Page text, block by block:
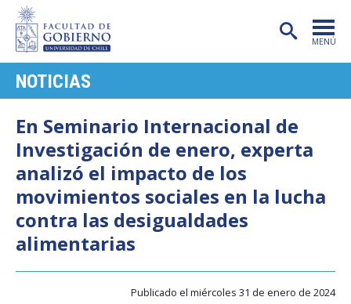
MENÚ
CARRERAS
POSTGRADO
INVESTIGACIÓN
NOTICIAS
En Seminario Internacional de
Investigación de enero, experta
analizó el impacto de los
movimientos sociales en la lucha
contra las desigualdades
alimentarias
Publicado el miércoles 31 de enero de 2024